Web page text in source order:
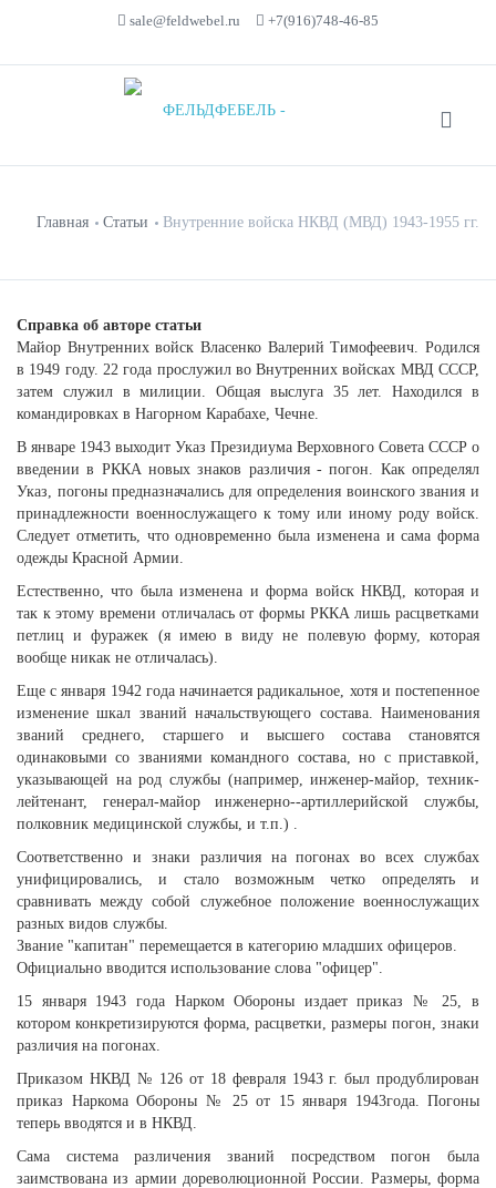
sale@feldwebel.ru +7(916)748-46-85
Главная Статьи Внутренние войска НКВД (МВД) 1943-1955 гг.
Справка об авторе статьи
Майор Внутренних войск Власенко Валерий Тимофеевич. Родился
в 1949 году. 22 года прослужил во Внутренних войсках МВД СССР,
затем служил в милиции. Общая выслуга 35 лет. Находился в
командировках в Нагорном Карабахе, Чечне.
В январе 1943 выходит Указ Президиума Верховного Совета СССР о
введении в РККА новых знаков различия - погон. Как определял
Указ, погоны предназначались для определения воинского звания и
принадлежности военнослужащего к тому или иному роду войск.
Следует отметить, что одновременно была изменена и сама форма
одежды Красной Армии.
Естественно, что была изменена и форма войск НКВД, которая и
так к этому времени отличалась от формы РККА лишь расцветками
петлиц и фуражек (я имею в виду не полевую форму, которая
вообще никак не отличалась).
Еще с января 1942 года начинается радикальное, хотя и постепенное
изменение шкал званий начальствующего состава. Наименования
званий среднего, старшего и высшего состава становятся
одинаковыми со званиями командного состава, но с приставкой,
указывающей на род службы (например, инженер-майор, техник-
лейтенант, генерал-майор инженерно--артиллерийской службы,
полковник медицинской службы, и т.п.) .
Соответственно и знаки различия на погонах во всех службах
унифицировались, и стало возможным четко определять и
сравнивать между собой служебное положение военнослужащих
разных видов службы.
Звание "капитан" перемещается в категорию младших офицеров.
Официально вводится использование слова "офицер".
15 января 1943 года Нарком Обороны издает приказ № 25, в
котором конкретизируются форма, расцветки, размеры погон, знаки
различия на погонах.
Приказом НКВД № 126 от 18 февраля 1943 г. был продублирован
приказ Наркома Обороны № 25 от 15 января 1943года. Погоны
теперь вводятся и в НКВД.
Сама система различения званий посредством погон была
заимствована из армии дореволюционной России. Размеры, форма